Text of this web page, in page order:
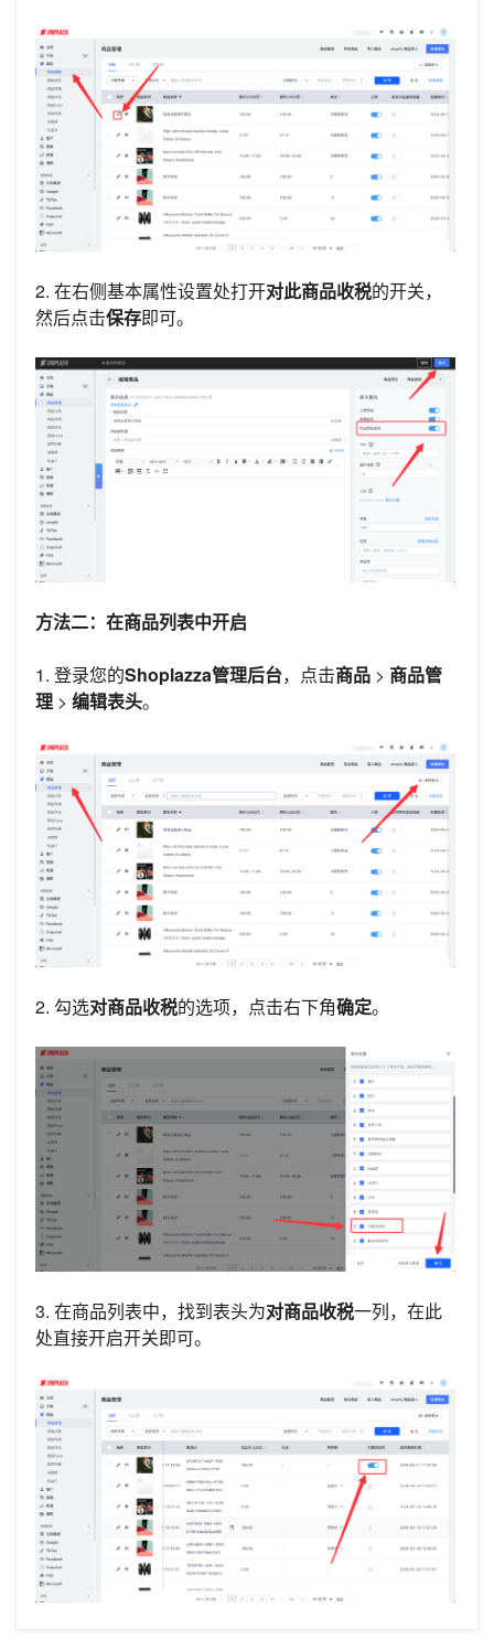
2. 在右侧基本属性设置处打开对此商品收税的开关，
然后点击保存即可。
方法二：在商品列表中开启
1. 登录您的Shoplazza管理后台，点击商品 > 商品管
理 > 编辑表头。
2. 勾选对商品收税的选项，点击右下角确定。
3. 在商品列表中，找到表头为对商品收税一列，在此
处直接开启开关即可。